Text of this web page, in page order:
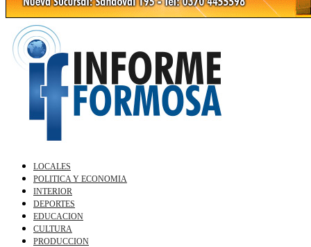
LOCALES
POLITICA Y ECONOMIA
INTERIOR
DEPORTES
EDUCACION
CULTURA
PRODUCCION